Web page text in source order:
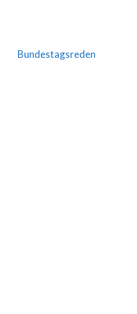
Bundestagsreden